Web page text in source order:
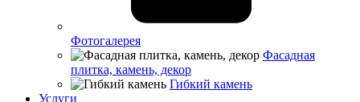
Фотогалерея
Фасадная
плитка, камень, декор
Гибкий камень
Услуги